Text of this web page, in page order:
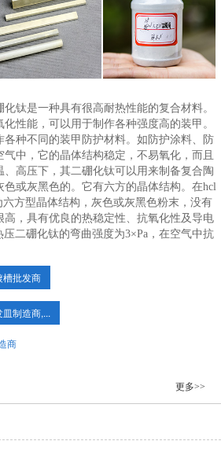
钛是一种具有很高耐热性能的复合材料。
性能，可以用于制作各种强度高的装甲。
种不同的装甲防护材料。如防护涂料、防
中，它的晶体结构稳定，不易氧化，而且
高压下，其二硼化钛可以用来制备复合陶
或灰黑色的。它有六方的晶体结构。在hcl
方型晶体结构，灰色或灰黑色粉末，没有
，具有优良的热稳定性、抗氧化性及导电
二硼化钛的弯曲强度为3×Pa，在空气中抗
槽批发商
制造商,...
商
更多>>